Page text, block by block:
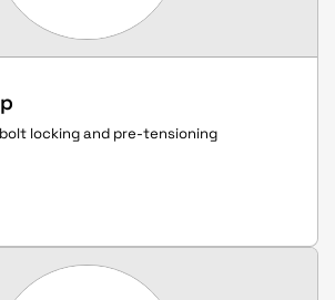
locking and pre-tensioning